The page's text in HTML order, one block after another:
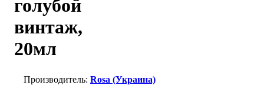
голубой
винтаж,
20мл
Rosa (Украина)